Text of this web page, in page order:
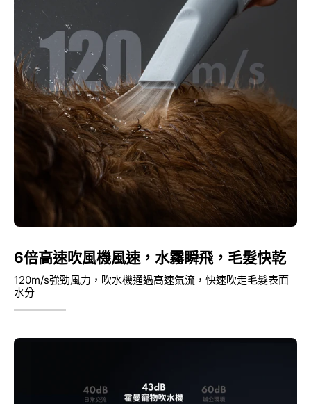
6倍高速吹風機風速，水霧瞬飛，毛髮快乾
120m/s強勁風力，吹水機通過高速氣流，快速吹走毛髮表面
水分